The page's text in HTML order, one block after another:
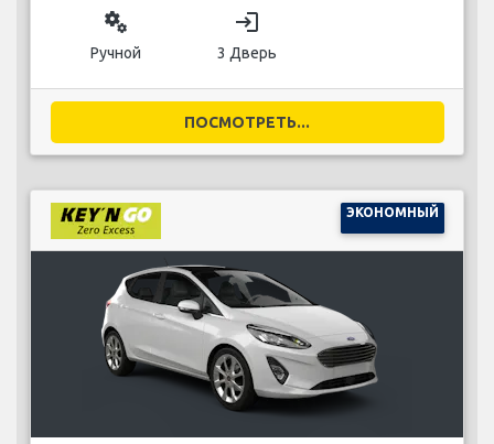
miscellaneous_services
Ручной
login
3 Дверь
ПОСМОТРЕТЬ...
ЭКОНОМНЫЙ